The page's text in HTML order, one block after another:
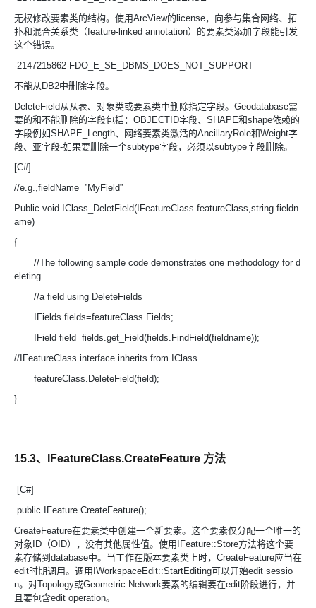
无权修改要素类的结构。使用ArcView的license，向参与集合网络、拓
扑和混合关系类（feature-linked annotation）的要素类添加字段能引发
这个错误。
-2147215862-FDO_E_SE_DBMS_DOES_NOT_SUPPORT
不能从DB2中删除字段。
DeleteField从从表、对象类或要素类中删除指定字段。Geodatabase需
要的和不能删除的字段包括：OBJECTID字段、SHAPE和shape依赖的
字段例如SHAPE_Length、网络要素类激活的AncillaryRole和Weight字
段、亚字段-如果要删除一个subtype字段，必须以subtype字段删除。
[C#]
//e.g.,fieldName=”MyField”
Public void IClass_DeletField(IFeatureClass featureClass,string fieldn
ame)
{
//The following sample code demonstrates one methodology for d
eleting
//a field using DeleteFields
IFields fields=featureClass.Fields;
IField field=fields.get_Field(fields.FindField(fieldname));
//IFeatureClass interface inherits from IClass
featureClass.DeleteField(field);
}
15.3、IFeatureClass.CreateFeature 方法
[C#]
public IFeature CreateFeature();
CreateFeature在要素类中创建一个新要素。这个要素仅分配一个唯一的
对象ID（OID），没有其他属性值。使用IFeature::Store方法将这个要
素存储到database中。当工作在版本要素类上时，CreateFeature应当在
edit时期调用。调用IWorkspaceEdit::StartEditing可以开始edit sessio
n。对Topology或Geometric Network要素的编辑要在edit阶段进行，并
且要包含edit operation。